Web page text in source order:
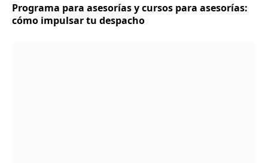
Programa para asesorías y cursos para asesorías:
cómo impulsar tu despacho